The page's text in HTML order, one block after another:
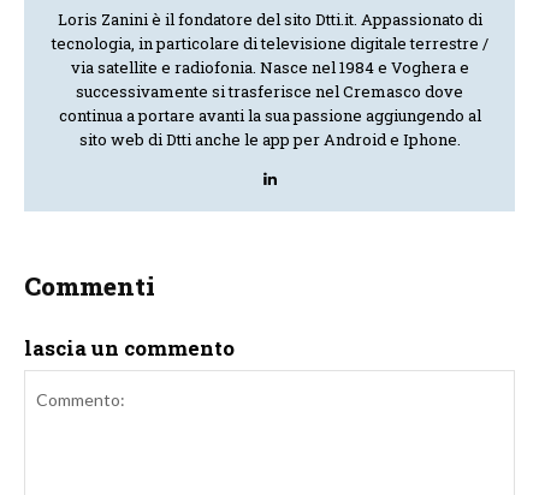
Loris Zanini è il fondatore del sito Dtti.it. Appassionato di
tecnologia, in particolare di televisione digitale terrestre /
via satellite e radiofonia. Nasce nel 1984 e Voghera e
successivamente si trasferisce nel Cremasco dove
continua a portare avanti la sua passione aggiungendo al
sito web di Dtti anche le app per Android e Iphone.
Commenti
lascia un commento